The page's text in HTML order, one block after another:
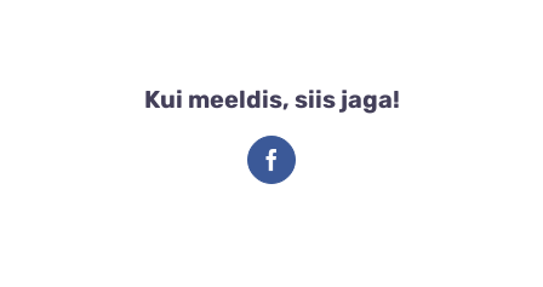
Kui meeldis, siis jaga!
Facebook